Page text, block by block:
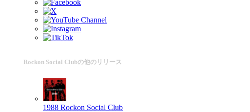
Rockon Social Clubの他のリリース
1988 Rockon Social Club